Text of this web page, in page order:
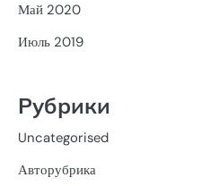
Май 2020
Июль 2019
Рубрики
Uncategorised
Авторубрика